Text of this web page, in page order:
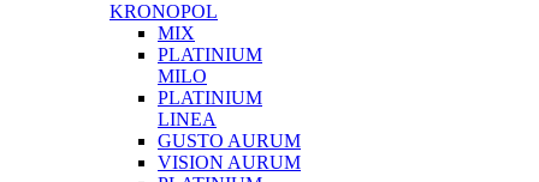
KRONOPOL
MIX
PLATINIUM
MILO
PLATINIUM
LINEA
GUSTO AURUM
VISION AURUM